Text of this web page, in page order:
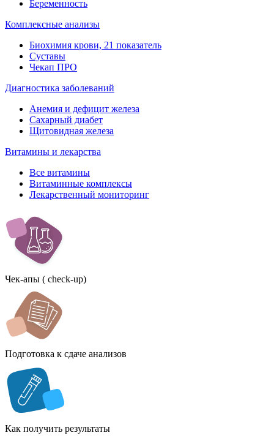
Беременность
Комплексные анализы
Биохимия крови, 21 показатель
Суставы
Чекап ПРО
Диагностика заболеваний
Анемия и дефицит железа
Сахарный диабет
Щитовидная железа
Витамины и лекарства
Все витамины
Витаминные комплексы
Лекарственный мониторинг
Чек-апы ( check-up)
Подготовка к сдаче анализов
Как получить результаты